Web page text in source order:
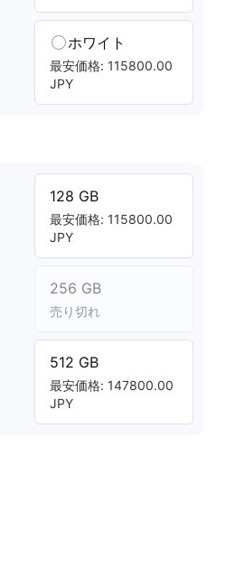
ホワイト
最安価格: 115800.00
JPY
128 GB
最安価格: 115800.00
JPY
256 GB
売り切れ
512 GB
最安価格: 147800.00
JPY